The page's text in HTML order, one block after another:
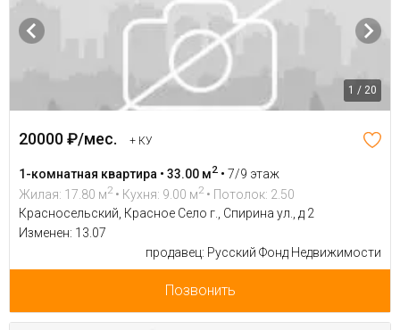
1 / 20
20000 ₽/мес. + КУ
1-комнатная квартира • 33.00 м2 • 7/9 этаж
Жилая: 17.80 м2 • Кухня: 9.00 м2 • Потолок: 2.50
Красносельский, Красное Село г., Спирина ул., д 2
Изменен: 13.07
продавец: Русский Фонд Недвижимости
Позвонить